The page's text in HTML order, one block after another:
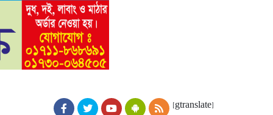
[gtranslate]